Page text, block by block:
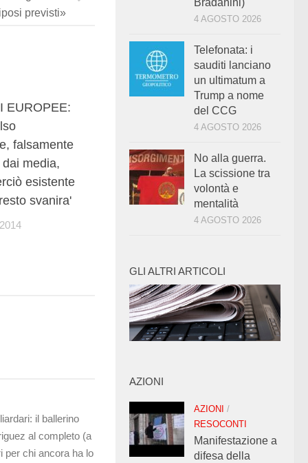
previsti»
EUROPEE:
falsamente
media,
esistente
svanira'
il ballerino
al completo (a
per chi ancora ha lo
Bradanini)
4 AGOSTO 2026
Telefonata: i
sauditi lanciano
un ultimatum a
Trump a nome
del CCG
4 AGOSTO 2026
No alla guerra.
La scissione tra
volontà e
mentalità
4 AGOSTO 2026
GLI ALTRI ARTICOLI
AZIONI
AZIONI /
RESOCONTI
Manifestazione a
difesa della